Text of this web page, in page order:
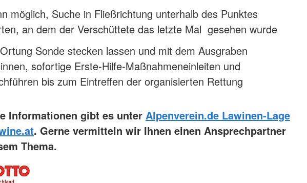
möglich, Suche in Fließrichtung unterhalb des Punktes
an dem der Verschüttete das letzte Mal gesehen wurde
Sonde stecken lassen und mit dem Ausgraben
sofortige Erste-Hilfe-Maßnahmeneinleiten und
bis zum Eintreffen der organisierten Rettung
Informationen gibt es unter Alpenverein.de Lawinen-Lage
. Gerne vermitteln wir Ihnen einen Ansprechpartner
Thema.